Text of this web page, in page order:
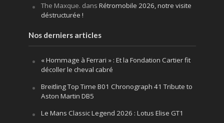
The Maxque. dans Rétromobile 2026, notre visite
déstructurée !
Nos derniers articles
« Hommage à Ferrari » : Et la Fondation Cartier fit
décoller le cheval cabré
Breitling Top Time B01 Chronograph 41 Tribute to
Aston Martin DB5
Le Mans Classic Legend 2026 : Lotus Elise GT1